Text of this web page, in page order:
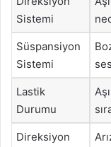
Sistemi
Süspansiyon
Sistemi
Lastik
Durumu
Direksiyon